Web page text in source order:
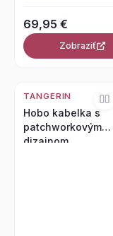
69,95 €
Zobraziť
TANGERIN
Hobo kabelka s
patchworkovým
dizajnom